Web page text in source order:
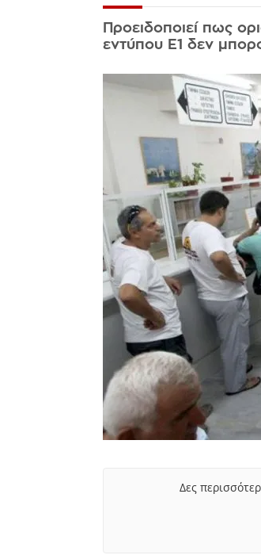
Προειδοποιεί πως
εντύπου Ε1 δεν
Δες